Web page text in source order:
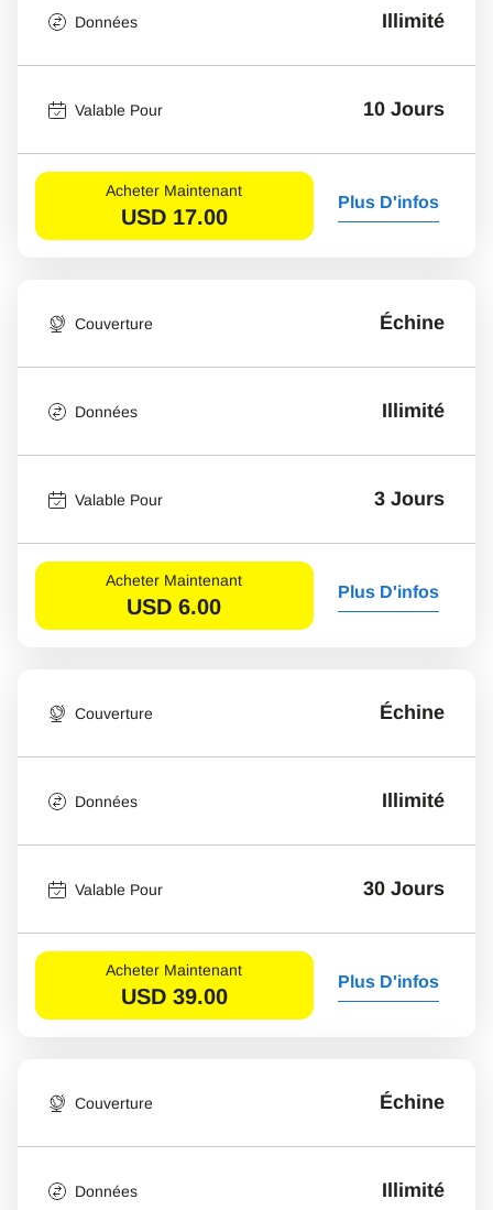
Données Illimité
Valable Pour 10 Jours
Acheter Maintenant
USD 17.00
Plus D'infos
Couverture Échine
Données Illimité
Valable Pour 3 Jours
Acheter Maintenant
USD 6.00
Plus D'infos
Couverture Échine
Données Illimité
Valable Pour 30 Jours
Acheter Maintenant
USD 39.00
Plus D'infos
Couverture Échine
Données Illimité